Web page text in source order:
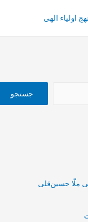
اولیاء الهی
جستجو
ملّا حسین‌قلی